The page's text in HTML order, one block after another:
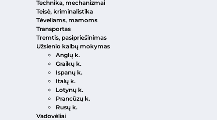
Technika, mechanizmai
Teisė, kriminalistika
Tėveliams, mamoms
Transportas
Tremtis, pasipriešinimas
Užsienio kalbų mokymas
Anglų k.
Graikų k.
Ispanų k.
Italų k.
Lotynų k.
Prancūzų k.
Rusų k.
Vadovėliai